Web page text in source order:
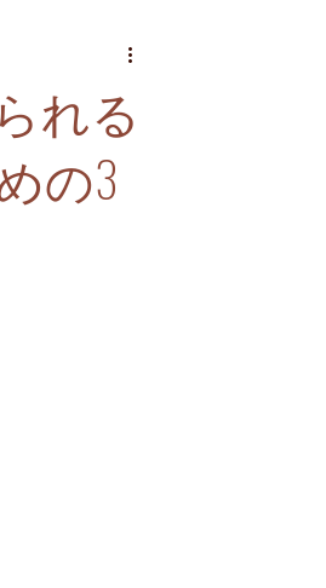
ックボクシング
者・コーチ
れる
の3